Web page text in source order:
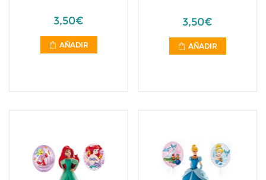
3,50€
AÑADIR
3,50€
AÑADIR